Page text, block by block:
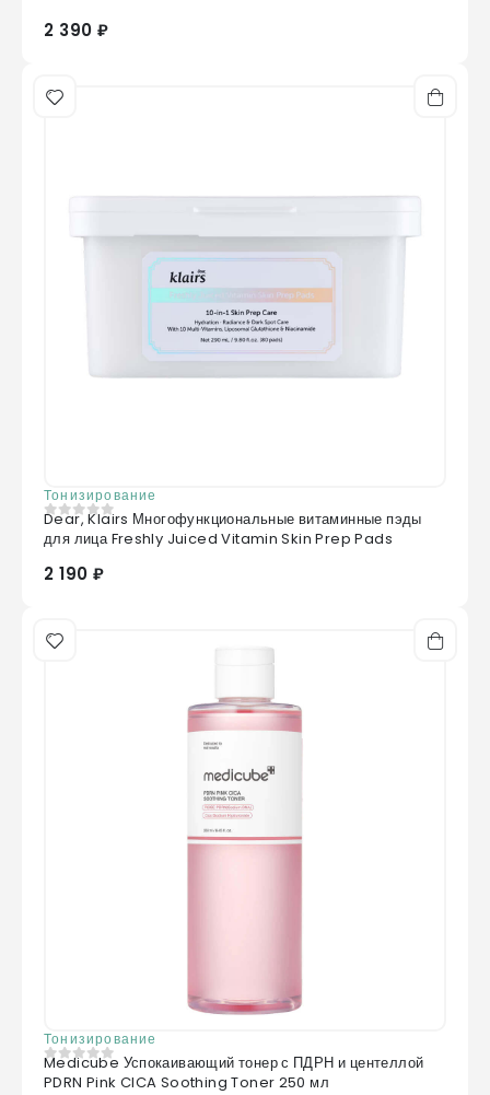
2 390 ₽
Тонизирование
0 из 5
Dear, Klairs Многофункциональные витаминные пэды
для лица Freshly Juiced Vitamin Skin Prep Pads
2 190 ₽
Тонизирование
0из 5
Medicube Успокаивающий тонер с ПДРН и центеллой
PDRN Pink CICA Soothing Toner 250 мл